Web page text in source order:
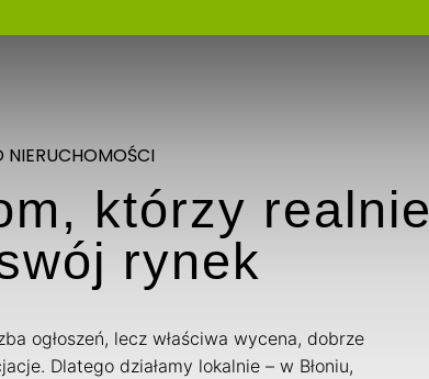
idealną przestrzeń
NIERUCHOMOŚCI
którzy realnie
rynek
ogłoszeń, lecz właściwa wycena, dobrze
Dlatego działamy lokalnie – w Błoniu,